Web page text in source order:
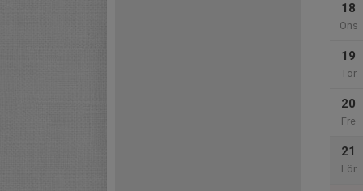
18
Ons
19
Tor
20
Fre
21
Lör